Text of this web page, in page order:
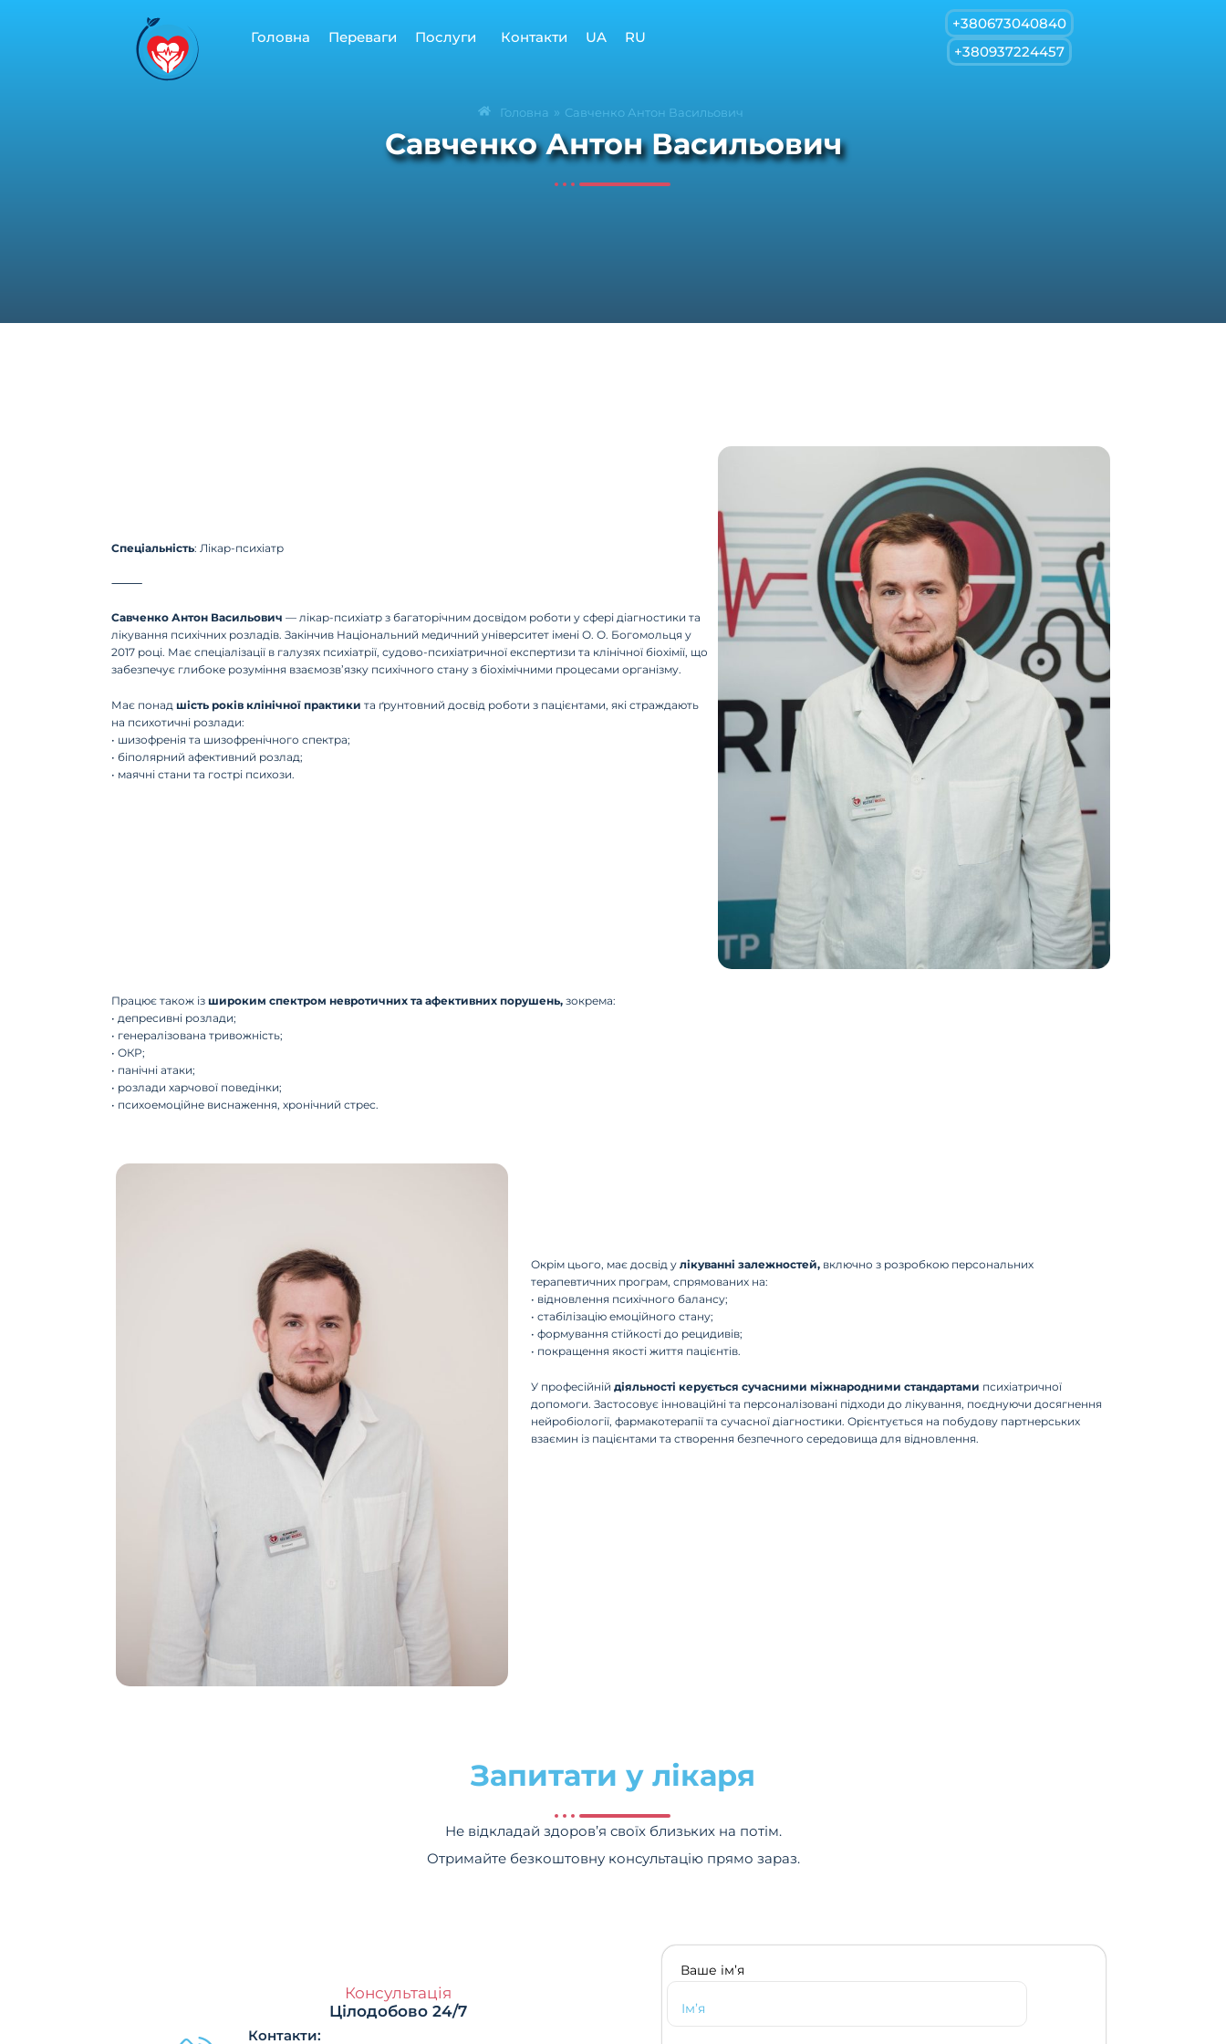
Головна Переваги Послуги Контакти UA RU
+380673040840
+380937224457
Головна » Савченко Антон Васильович
Савченко Антон Васильович
Спеціальність: Лікар-психіатр
⸻
Савченко Антон Васильович — лікар-психіатр з багаторічним досвідом роботи у сфері діагностики та
лікування психічних розладів. Закінчив Національний медичний університет імені О. О. Богомольця у
2017 році. Має спеціалізації в галузях психіатрії, судово-психіатричної експертизи та клінічної біохімії, що
забезпечує глибоке розуміння взаємозв’язку психічного стану з біохімічними процесами організму.
Має понад шість років клінічної практики та ґрунтовний досвід роботи з пацієнтами, які страждають
на психотичні розлади:
• шизофренія та шизофренічного спектра;
• біполярний афективний розлад;
• маячні стани та гострі психози.
Працює також із широким спектром невротичних та афективних порушень, зокрема:
• депресивні розлади;
• генералізована тривожність;
• ОКР;
• панічні атаки;
• розлади харчової поведінки;
• психоемоційне виснаження, хронічний стрес.
Окрім цього, має досвід у лікуванні залежностей, включно з розробкою персональних
терапевтичних програм, спрямованих на:
• відновлення психічного балансу;
• стабілізацію емоційного стану;
• формування стійкості до рецидивів;
• покращення якості життя пацієнтів.
У професійній діяльності керується сучасними міжнародними стандартами психіатричної
допомоги. Застосовує інноваційні та персоналізовані підходи до лікування, поєднуючи досягнення
нейробіології, фармакотерапії та сучасної діагностики. Орієнтується на побудову партнерських
взаємин із пацієнтами та створення безпечного середовища для відновлення.
Консультація
Цілодобово 24/7
Контакти:
Ваше ім’я
Запитати у лікаря
Не відкладай здоров’я своїх близьких на потім.
Отримайте безкоштовну консультацію прямо зараз.